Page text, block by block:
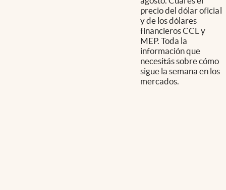
precio del dólar oficial
y de los dólares
financieros CCL y
MEP. Toda la
información que
necesitás sobre cómo
sigue la semana en los
mercados.